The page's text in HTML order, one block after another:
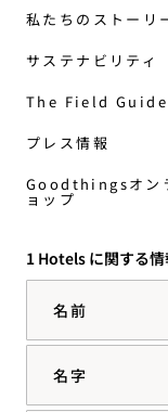
私たちのストーリ
サステナビリティ
The Field Guide
プレス情報
Goodthingsオン
ョップ
1 Hotels に関する情